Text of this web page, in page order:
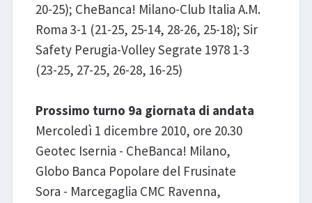
20-25); CheBanca! Milano-Club Italia A.M.
Roma 3-1 (21-25, 25-14, 28-26, 25-18); Sir
Safety Perugia-Volley Segrate 1978 1-3
(23-25, 27-25, 26-28, 16-25)
Prossimo turno 9a giornata di andata
Mercoledì 1 dicembre 2010, ore 20.30
Geotec Isernia - CheBanca! Milano,
Globo Banca Popolare del Frusinate
Sora - Marcegaglia CMC Ravenna,